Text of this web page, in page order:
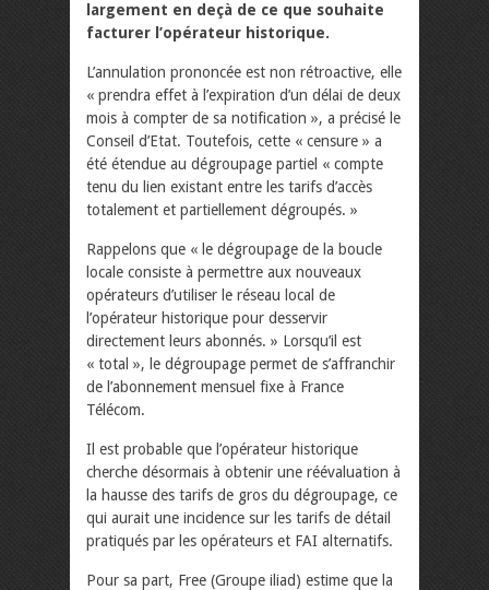
largement en deçà de ce que souhaite
facturer l’opérateur historique.
L’annulation prononcée est non rétroactive, elle
« prendra effet à l’expiration d’un délai de deux
mois à compter de sa notification », a précisé le
Conseil d’Etat. Toutefois, cette « censure » a
été étendue au dégroupage partiel « compte
tenu du lien existant entre les tarifs d’accès
totalement et partiellement dégroupés. »
Rappelons que « le dégroupage de la boucle
locale consiste à permettre aux nouveaux
opérateurs d’utiliser le réseau local de
l’opérateur historique pour desservir
directement leurs abonnés. » Lorsqu’il est
« total », le dégroupage permet de s’affranchir
de l’abonnement mensuel fixe à France
Télécom.
Il est probable que l’opérateur historique
cherche désormais à obtenir une réévaluation à
la hausse des tarifs de gros du dégroupage, ce
qui aurait une incidence sur les tarifs de détail
pratiqués par les opérateurs et FAI alternatifs.
Pour sa part, Free (Groupe iliad) estime que la